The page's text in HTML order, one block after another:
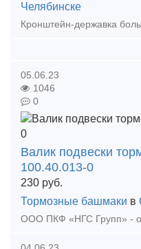
Челябинске
05.06.23
1046
0
Валик подвески
100.40.013-0
230 руб.
Тормозные башмаки в